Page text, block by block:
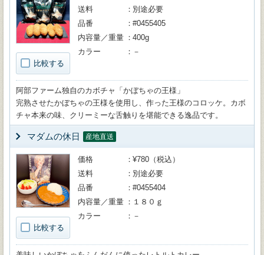
比較する
送料
別途必要
品番
#0455405
内容量／重量
400g
カラー
－
阿部ファーム独自のカボチャ「かぼちゃの王様」
完熟させたかぼちゃの王様を使用し、作った王様のコロッケ。カボ
チャ本来の味、クリーミーな舌触りを堪能できる逸品です。
マダムの休日 産地直送
比較する
価格
¥780（税込）
送料
別途必要
品番
#0455404
内容量／重量
１８０ｇ
カラー
－